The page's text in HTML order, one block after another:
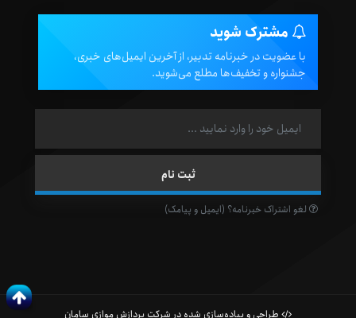
مشترک شوید
با عضویت در خبرنامه تدبیر، از آخرین ایمیل‌های خبری،
جشنواره و تخفیف‌ها مطلع می‌شوید.
لغو اشتراک خبرنامه؟ (ایمیل و پیامک)
طراحی و پیاده‌سازی شده در شرکت پردازش موازی سامان